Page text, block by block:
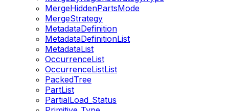
MergeHiddenPartsMode
MergeStrategy
MetadataDefinition
MetadataDefinitionList
MetadataList
OccurrenceList
OccurrenceListList
PackedTree
PartList
PartialLoad_Status